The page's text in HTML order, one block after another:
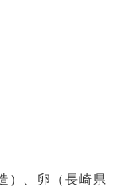
）、卵（長崎県